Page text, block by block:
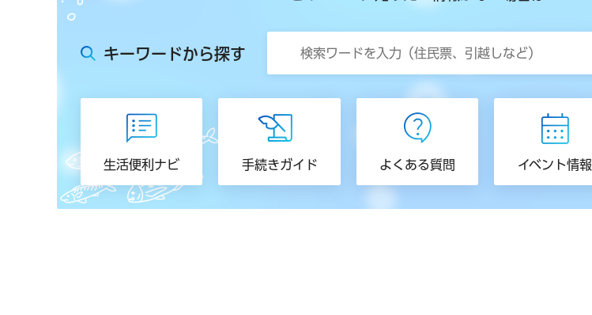
キーワードから探す
生活便利ナビ 手続きガイド よくある質問 イベント情報